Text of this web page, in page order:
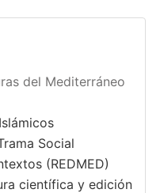
del Mediterráneo
Social
(REDMED)
científica y edición